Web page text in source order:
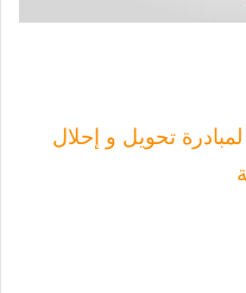
تحويل و إحلال